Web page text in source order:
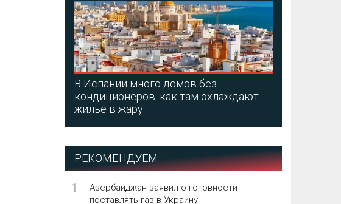
В Испании много домов без
кондиционеров: как там охлаждают
жилье в жару
РЕКОМЕНДУЕМ
1
Азербайджан заявил о готовности
поставлять газ в Украину